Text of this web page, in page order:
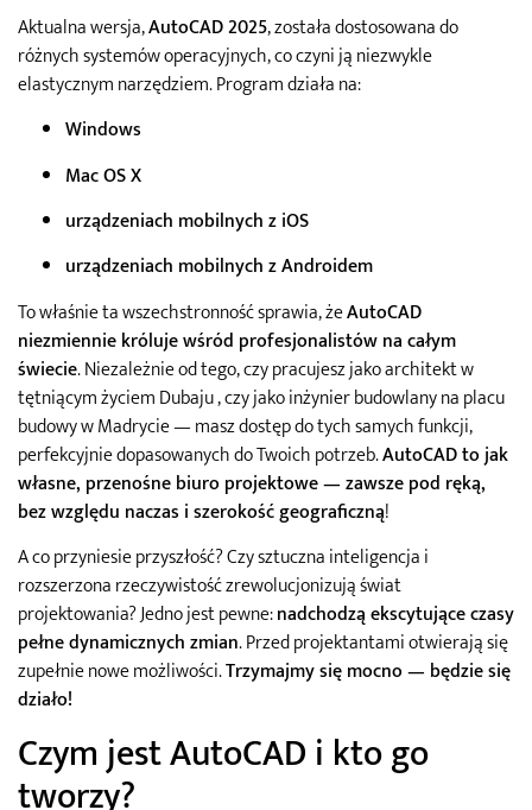
Aktualna wersja,AutoCAD 2025, została dostosowana do
różnych systemów operacyjnych, co czyni ją niezwykle
elastycznym narzędziem. Program działa na:
Windows
Mac OS X
urządzeniach mobilnych z iOS
urządzeniach mobilnych z Androidem
To właśnie ta wszechstronność sprawia, żeAutoCAD
niezmiennie króluje wśród profesjonalistów na całym
świecie. Niezależnie od tego, czy pracujesz jako architekt w
tętniącym życiem Dubaju , czy jako inżynier budowlany na placu
budowy w Madrycie — masz dostęp do tych samych funkcji,
perfekcyjnie dopasowanych do Twoich potrzeb.AutoCAD to jak
własne, przenośne biuro projektowe — zawsze pod ręką,
bez względu naczas i szerokość geograficzną!
A co przyniesie przyszłość? Czy sztuczna inteligencja i
rozszerzona rzeczywistość zrewolucjonizują świat
projektowania? Jedno jest pewne:nadchodzą ekscytujące czasy
pełne dynamicznych zmian. Przed projektantami otwierają się
zupełnie nowe możliwości.Trzymajmy się mocno — będzie się
działo!
Czym jest AutoCAD i kto go
tworzy?